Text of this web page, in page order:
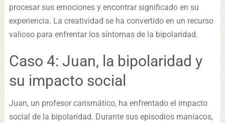
procesar sus emociones y encontrar significado en su
experiencia. La creatividad se ha convertido en un recurso
valioso para enfrentar los síntomas de la bipolaridad.
Caso 4: Juan, la bipolaridad y
su impacto social
Juan, un profesor carismático, ha enfrentado el impacto
social de la bipolaridad. Durante sus episodios maníacos,